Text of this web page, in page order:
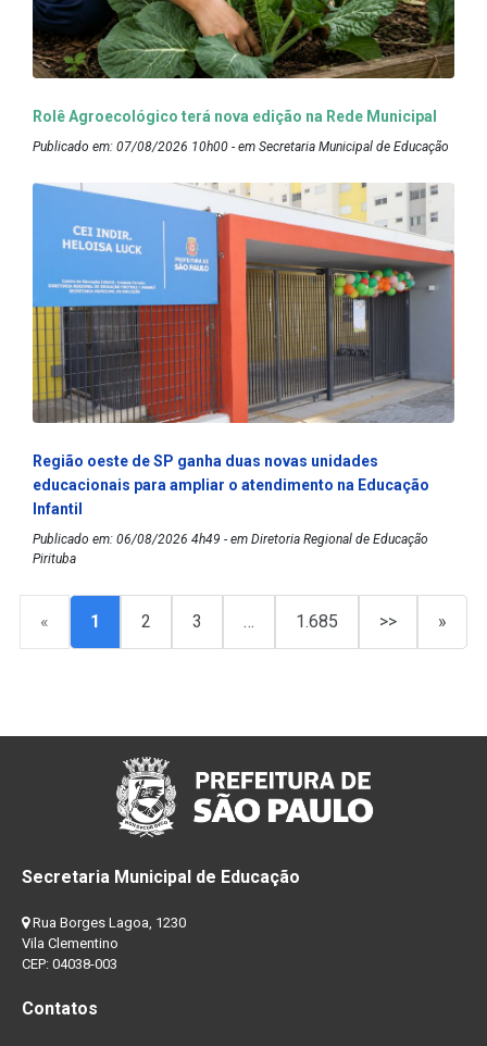
Rolê Agroecológico terá nova edição na Rede Municipal
Publicado em: 07/08/2026 10h00 - em Secretaria Municipal de Educação
Região oeste de SP ganha duas novas unidades
educacionais para ampliar o atendimento na Educação
Infantil
Publicado em: 06/08/2026 4h49 - em Diretoria Regional de Educação
Pirituba
« 1 2 3 … 1.685 >> »
Secretaria Municipal de Educação
Rua Borges Lagoa, 1230
Vila Clementino
CEP: 04038-003
Contatos